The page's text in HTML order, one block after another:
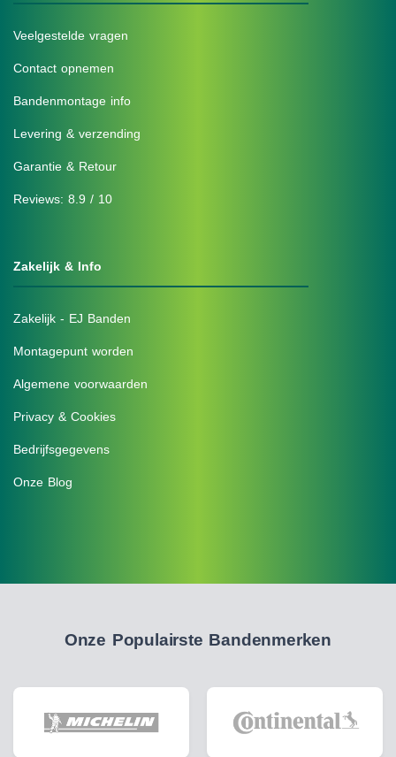
Veelgestelde vragen
Contact opnemen
Bandenmontage info
Levering & verzending
Garantie & Retour
Reviews: 8.9 / 10
Zakelijk & Info
Zakelijk - EJ Banden
Montagepunt worden
Algemene voorwaarden
Privacy & Cookies
Bedrijfsgegevens
Onze Blog
Onze Populairste Bandenmerken